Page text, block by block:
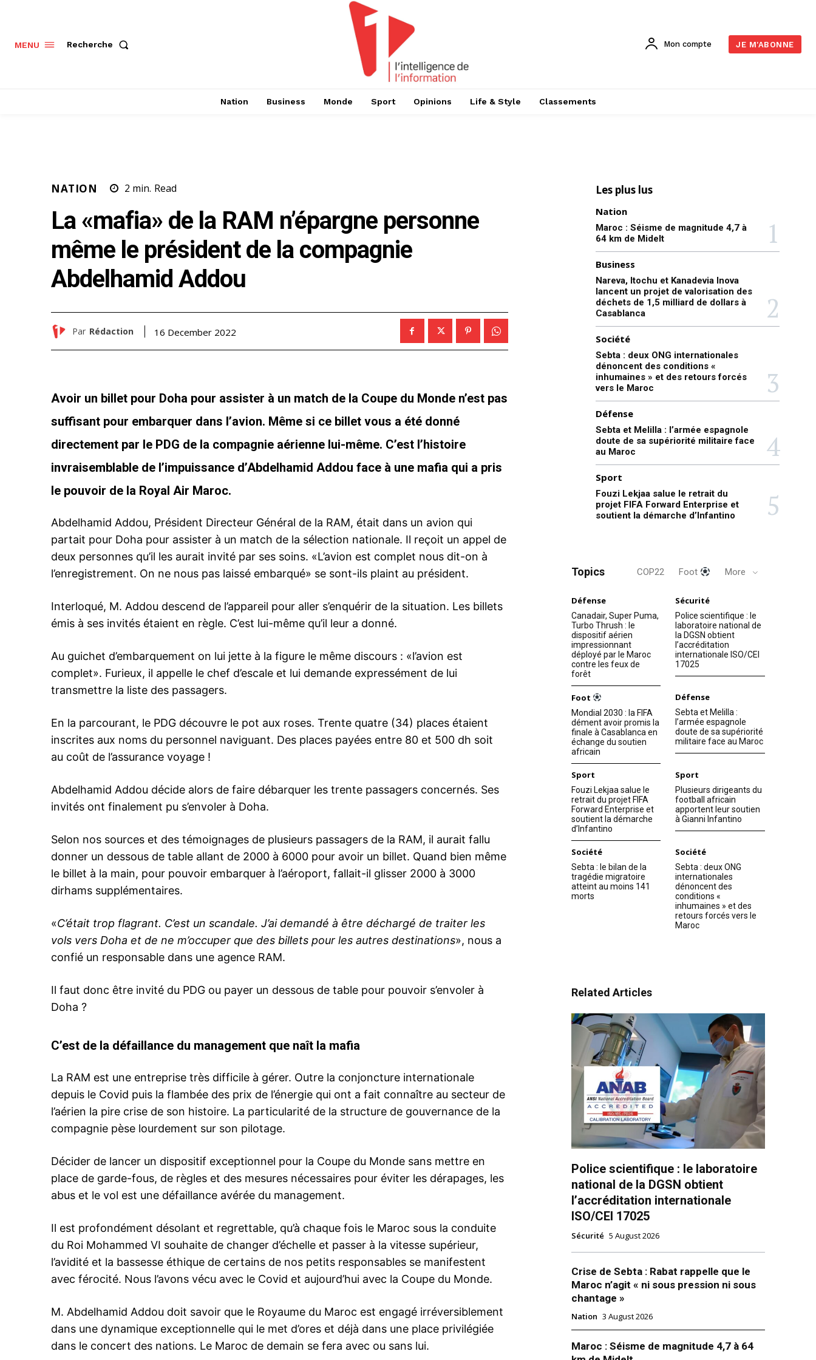
le1.ma
l'information
S'ABONNER MAINTENANT
Insight Publications
Formules d’abonnement
Related
La «mafia» de la RAM n’épargne personne
même le président de la compagnie
Maroc-France : Annulation de 7 vols du
mercredi vers Doha
Maroc-France, tout pour la gagne : Un
avion de supporters toutes les heures pour
MENU Recherche Mon compte JE M'ABONNE
Nation Business Monde Sport Opinions Life & Style Classements
NATION 2 min. Read
La «mafia» de la RAM n’épargne personne
même le président de la compagnie
Abdelhamid Addou
Par Rédaction 16 December 2022
Avoir un billet pour Doha pour assister à un match de la Coupe du Monde n’est pas
suffisant pour embarquer dans l’avion. Même si ce billet vous a été donné
directement par le PDG de la compagnie aérienne lui-même. C’est l’histoire
invraisemblable de l’impuissance d’Abdelhamid Addou face à une mafia qui a pris
le pouvoir de la Royal Air Maroc.
Abdelhamid Addou, Président Directeur Général de la RAM, était dans un avion qui
partait pour Doha pour assister à un match de la sélection nationale. Il reçoit un appel de
deux personnes qu’il les aurait invité par ses soins. «L’avion est complet nous dit-on à
l’enregistrement. On ne nous pas laissé embarqué» se sont-ils plaint au président.
Interloqué, M. Addou descend de l’appareil pour aller s’enquérir de la situation. Les billets
émis à ses invités étaient en règle. C’est lui-même qu’il leur a donné.
Au guichet d’embarquement on lui jette à la figure le même discours : «l’avion est
complet». Furieux, il appelle le chef d’escale et lui demande expressément de lui
transmettre la liste des passagers.
En la parcourant, le PDG découvre le pot aux roses. Trente quatre (34) places étaient
inscrites aux noms du personnel naviguant. Des places payées entre 80 et 500 dh soit
au coût de l’assurance voyage !
Abdelhamid Addou décide alors de faire débarquer les trente passagers concernés. Ses
invités ont finalement pu s’envoler à Doha.
Selon nos sources et des témoignages de plusieurs passagers de la RAM, il aurait fallu
donner un dessous de table allant de 2000 à 6000 pour avoir un billet. Quand bien même
le billet à la main, pour pouvoir embarquer à l’aéroport, fallait-il glisser 2000 à 3000
dirhams supplémentaires.
«C’était trop flagrant. C’est un scandale. J’ai demandé à être déchargé de traiter les
vols vers Doha et de ne m’occuper que des billets pour les autres destinations», nous a
confié un responsable dans une agence RAM.
Il faut donc être invité du PDG ou payer un dessous de table pour pouvoir s’envoler à
Doha ?
C’est de la défaillance du management que naît la mafia
La RAM est une entreprise très difficile à gérer. Outre la conjoncture internationale
depuis le Covid puis la flambée des prix de l’énergie qui ont a fait connaître au secteur de
l’aérien la pire crise de son histoire. La particularité de la structure de gouvernance de la
compagnie pèse lourdement sur son pilotage.
Décider de lancer un dispositif exceptionnel pour la Coupe du Monde sans mettre en
place de garde-fous, de règles et des mesures nécessaires pour éviter les dérapages, les
abus et le vol est une défaillance avérée du management.
Il est profondément désolant et regrettable, qu’à chaque fois le Maroc sous la conduite
du Roi Mohammed VI souhaite de changer d’échelle et passer à la vitesse supérieur,
l’avidité et la bassesse éthique de certains de nos petits responsables se manifestent
avec férocité. Nous l’avons vécu avec le Covid et aujourd’hui avec la Coupe du Monde.
M. Abdelhamid Addou doit savoir que le Royaume du Maroc est engagé irréversiblement
dans une dynamique exceptionnelle qui le met d’ores et déjà dans une place privilégiée
dans le concert des nations. Le Maroc de demain se fera avec ou sans lui.
Les plus lus
Nation
Maroc : Séisme de magnitude 4,7 à
64 km de Midelt
Business
Nareva, Itochu et Kanadevia Inova
lancent un projet de valorisation des
déchets de 1,5 milliard de dollars à
Casablanca
Société
Sebta : deux ONG internationales
dénoncent des conditions «
inhumaines » et des retours forcés
vers le Maroc
Défense
Sebta et Melilla : l’armée espagnole
doute de sa supériorité militaire face
au Maroc
Sport
Fouzi Lekjaa salue le retrait du
projet FIFA Forward Enterprise et
soutient la démarche d’Infantino
Topics COP22 Foot More
Défense
Canadair, Super Puma,
Turbo Thrush : le
dispositif aérien
impressionnant
déployé par le Maroc
contre les feux de
forêt
Sécurité
Police scientifique : le
laboratoire national de
la DGSN obtient
l’accréditation
internationale ISO/CEI
17025
Foot
Mondial 2030 : la FIFA
dément avoir promis la
finale à Casablanca en
échange du soutien
africain
Défense
Sebta et Melilla :
l’armée espagnole
doute de sa supériorité
militaire face au Maroc
Sport
Fouzi Lekjaa salue le
retrait du projet FIFA
Forward Enterprise et
soutient la démarche
d’Infantino
Sport
Plusieurs dirigeants du
football africain
apportent leur soutien
à Gianni Infantino
Société
Sebta : le bilan de la
tragédie migratoire
atteint au moins 141
morts
Société
Sebta : deux ONG
internationales
dénoncent des
conditions «
inhumaines » et des
retours forcés vers le
Maroc
Related Articles
Police scientifique : le laboratoire
national de la DGSN obtient
l’accréditation internationale
ISO/CEI 17025
Sécurité 5 August 2026
Crise de Sebta : Rabat rappelle que le
Maroc n’agit « ni sous pression ni sous
chantage »
Nation 3 August 2026
Maroc : Séisme de magnitude 4,7 à 64